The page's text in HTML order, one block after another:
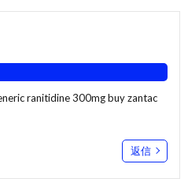
ranitidine 300mgbuy zantac
返信